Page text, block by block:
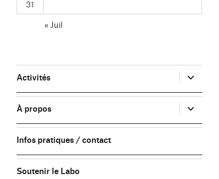
31
« Juil
Activités ouvrir
le
sous-
menu
À propos
ouvrir
le
sous-
menu
Infos pratiques / contact
Soutenir le Labo